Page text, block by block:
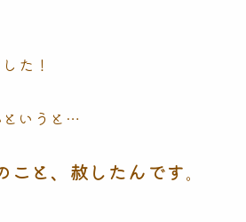
た！
というと…
こと、赦したんです。